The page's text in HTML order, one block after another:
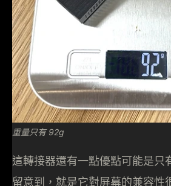
重量只有 92g
這轉接器還有一點優點可能是只
留意到，就是它對屏幕的兼容性